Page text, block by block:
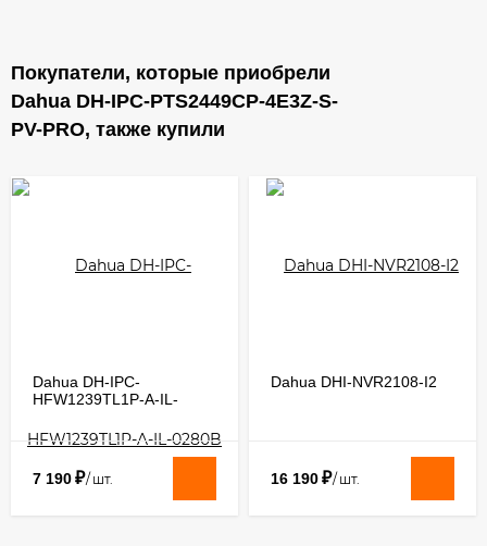
Покупатели, которые приобрели
Dahua DH-IPC-PTS2449CP-4E3Z-S-
PV-PRO, также купили
Dahua DH-IPC-
HFW1239TL1P-A-IL-
7 190₽/ шт.
Dahua DHI-NVR2108-I2
16 190₽/ шт.